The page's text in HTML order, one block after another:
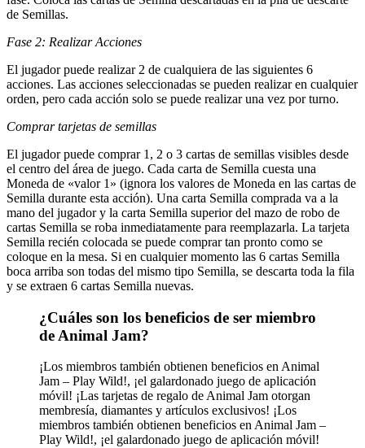
de Semillas.
Fase 2: Realizar Acciones
El jugador puede realizar 2 de cualquiera de las siguientes 6
acciones. Las acciones seleccionadas se pueden realizar en cualquier
orden, pero cada acción solo se puede realizar una vez por turno.
Comprar tarjetas de semillas
El jugador puede comprar 1, 2 o 3 cartas de semillas visibles desde
el centro del área de juego. Cada carta de Semilla cuesta una
Moneda de «valor 1» (ignora los valores de Moneda en las cartas de
Semilla durante esta acción). Una carta Semilla comprada va a la
mano del jugador y la carta Semilla superior del mazo de robo de
cartas Semilla se roba inmediatamente para reemplazarla. La tarjeta
Semilla recién colocada se puede comprar tan pronto como se
coloque en la mesa. Si en cualquier momento las 6 cartas Semilla
boca arriba son todas del mismo tipo Semilla, se descarta toda la fila
y se extraen 6 cartas Semilla nuevas.
¿Cuáles son los beneficios de ser miembro
de Animal Jam?
¡Los miembros también obtienen beneficios en Animal
Jam – Play Wild!, ¡el galardonado juego de aplicación
móvil! ¡Las tarjetas de regalo de Animal Jam otorgan
membresía, diamantes y artículos exclusivos! ¡Los
miembros también obtienen beneficios en Animal Jam –
Play Wild!, ¡el galardonado juego de aplicación móvil!